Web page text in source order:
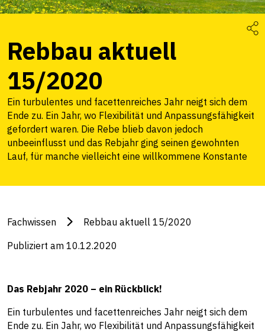
Rebbau aktuell
15/2020
Ein turbulentes und facettenreiches Jahr neigt sich dem
Ende zu. Ein Jahr, wo Flexibilität und Anpassungsfähigkeit
gefordert waren. Die Rebe blieb davon jedoch
unbeeinflusst und das Rebjahr ging seinen gewohnten
Lauf, für manche vielleicht eine willkommene Konstante
Fachwissen Rebbau aktuell 15/2020
Publiziert am 10.12.2020
Das Rebjahr 2020 – ein Rückblick!
Ein turbulentes und facettenreiches Jahr neigt sich dem
Ende zu. Ein Jahr, wo Flexibilität und Anpassungsfähigkeit